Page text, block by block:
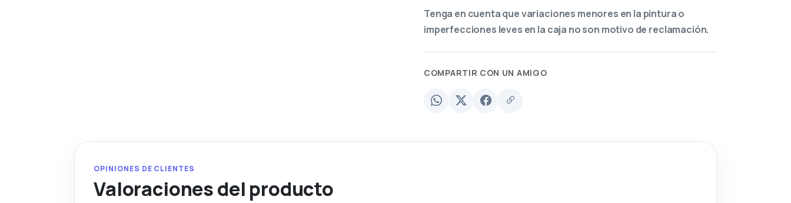
Tenga en cuenta que variaciones menores en la pintura o
imperfecciones leves en la caja no son motivo de reclamación.
COMPARTIR CON UN AMIGO
OPINIONES DE CLIENTES
Valoraciones del producto